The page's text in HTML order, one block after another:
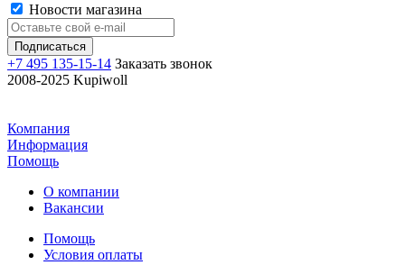
Новости магазина
+7 495 135-15-14 Заказать звонок
2008-2025 Kupiwoll
Компания
Информация
Помощь
О компании
Вакансии
Помощь
Условия оплаты